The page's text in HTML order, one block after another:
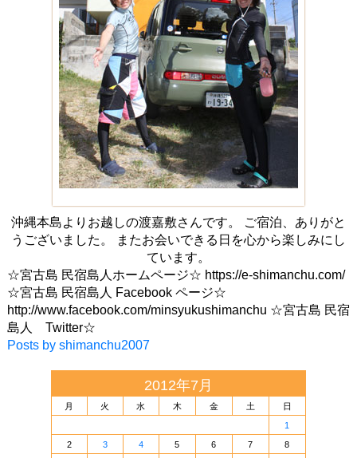
沖縄本島よりお越しの渡嘉敷さんです。 ご宿泊、ありがと
うございました。 またお会いできる日を心から楽しみにし
ています。
☆宮古島 民宿島人ホームページ☆ https://e-shimanchu.com/
☆宮古島 民宿島人 Facebook ページ☆
http://www.facebook.com/minsyukushimanchu ☆宮古島 民宿
島人 Twitter☆
Posts by shimanchu2007
2012年7月
月 火 水 木 金 土
日
1
2
3 4 5 6 7
8